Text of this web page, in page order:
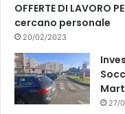
OFFERTE DI LAVORO
cercano personale
20/02/2023
27/